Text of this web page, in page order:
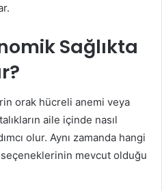
Sağlıkta
orak hücreli anemi veya
aile içinde nasıl
olur. Aynı zamanda hangi
mevcut olduğu